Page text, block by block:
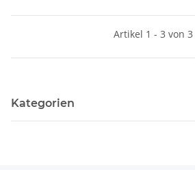
Artikel 1 - 3 von 3
Kategorien